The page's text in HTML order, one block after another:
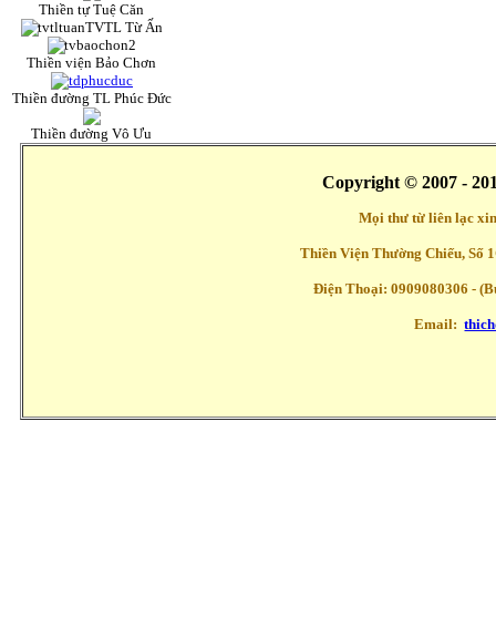
Thiền tự Tuệ Căn
TVTL Từ Ấn
Thiền viện Bảo Chơn
Thiền đường TL Phúc Đức
Thiền đường Vô Ưu
Copyright © 2007 -
Mọi thư từ liên lạc
Thiền Viện Thường Chiếu, Số
Điện Thoại: 0909080306 -
Email: